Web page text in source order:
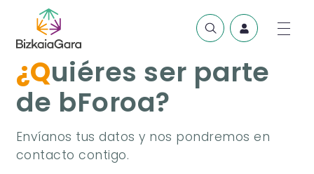
¿Quiéres ser parte
de bForoa?
Envíanos tus datos y nos pondremos en
contacto contigo.